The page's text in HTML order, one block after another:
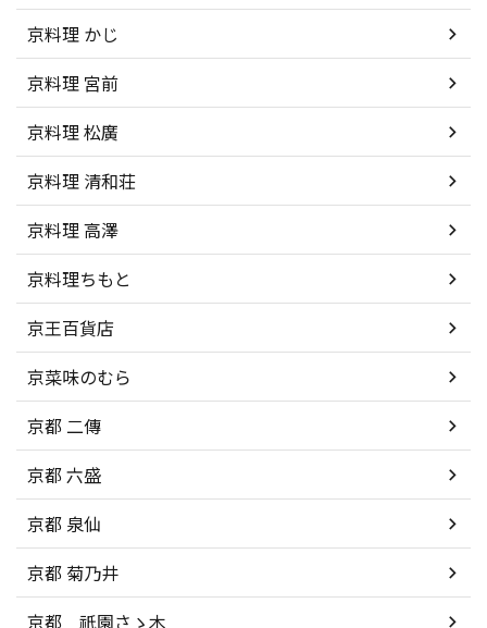
京料理 かじ
京料理 宮前
京料理 松廣
京料理 清和荘
京料理 高澤
京料理ちもと
京王百貨店
京菜味のむら
京都 二傳
京都 六盛
京都 泉仙
京都 菊乃井
京都 祇園さゝ木